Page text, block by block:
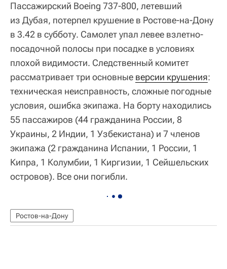
Пассажирский Boeing 737-800, летевший
из Дубая, потерпел крушение в Ростове-на-Дону
в 3.42 в субботу. Самолет упал левее взлетно-
посадочной полосы при посадке в условиях
плохой видимости. Следственный комитет
рассматривает три основные версии крушения:
техническая неисправность, сложные погодные
условия, ошибка экипажа. На борту находились
55 пассажиров (44 гражданина России, 8
Украины, 2 Индии, 1 Узбекистана) и 7 членов
экипажа (2 гражданина Испании, 1 России, 1
Кипра, 1 Колумбии, 1 Киргизии, 1 Сейшельских
островов). Все они погибли.
Ростов-на-Дону